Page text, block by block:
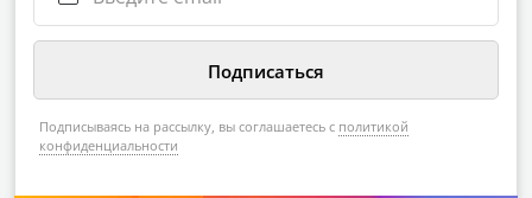
Подписываясь на рассылку, вы соглашаетесь с политикой
конфиденциальности